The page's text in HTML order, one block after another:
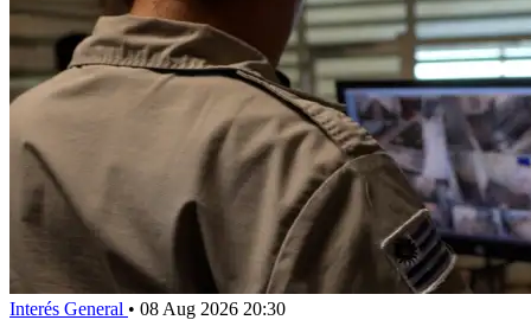
Interés General • 08 Aug 2026 20:30